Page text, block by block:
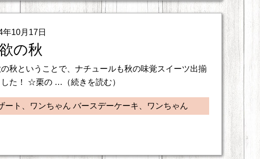
年10月17日
の秋
秋ということで、ナチュールも秋の味覚スイーツ出揃
した！ ☆栗の …（続きを読む）
ート、ワンちゃん バースデーケーキ、ワンちゃん